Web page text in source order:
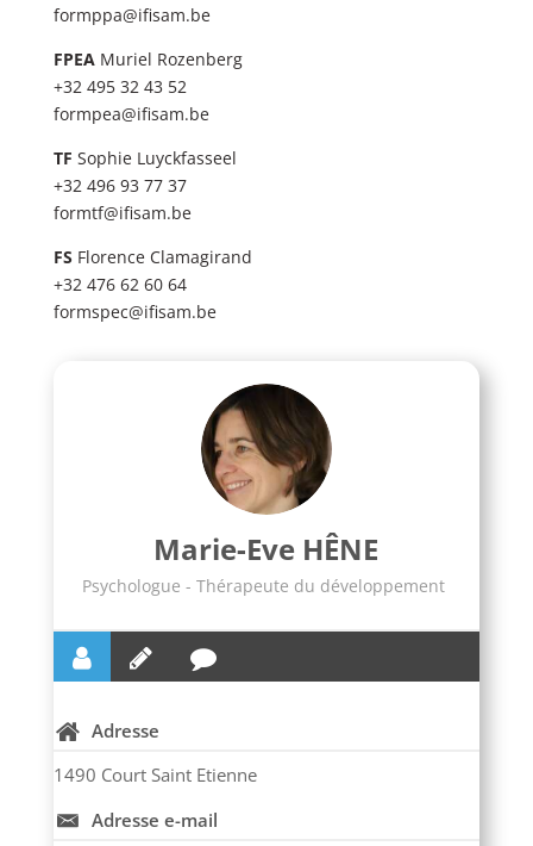
formppa@ifisam.be
FPEA Muriel Rozenberg
+32 495 32 43 52
formpea@ifisam.be
TF Sophie Luyckfasseel
+32 496 93 77 37
formtf@ifisam.be
FS Florence Clamagirand
+32 476 62 60 64
formspec@ifisam.be
Marie-Eve HÊNE
Psychologue - Thérapeute du développement
Adresse
1490 Court Saint Etienne
Adresse e-mail